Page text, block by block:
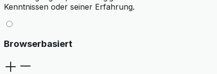
Kenntnissen oder seiner Erfahrung.
Browserbasiert